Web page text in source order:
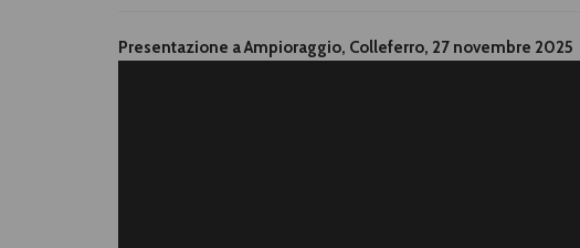
Presentazione a Ampioraggio, Colleferro, 27 novembre 2025